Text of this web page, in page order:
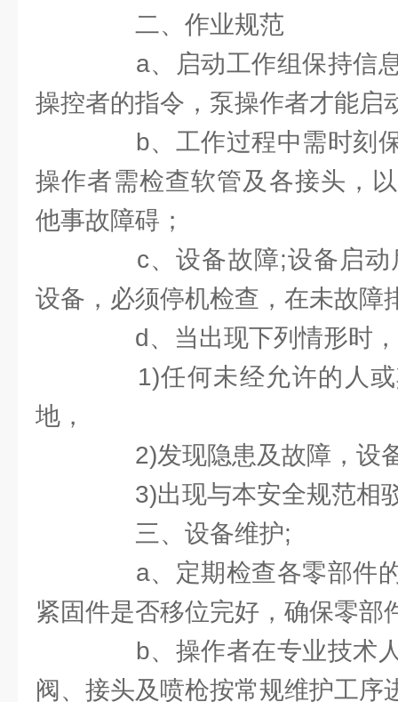
二、作业规范
a、启动工作组保持信息
操控者的指令，泵操作者才能启
b、工作过程中需时刻保
操作者需检查软管及各接头，
他事故障碍；
c、设备故障;设备启动
设备，必须停机检查，在未故障
d、当出现下列情形时，
1)任何未经允许的人或
地，
2)发现隐患及故障，设
3)出现与本安全规范相
三、设备维护;
a、定期检查各零部件的
紧固件是否移位完好，确保零部
b、操作者在专业技术人
阀、接头及喷枪按常规维护工序